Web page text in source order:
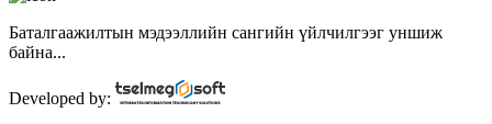
Баталгаажилтын мэдээллийн сангийн үйлчилгээг уншиж
байна...
Developed by: